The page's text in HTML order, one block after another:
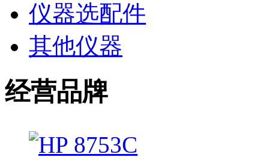
仪器选配件
其他仪器
经营品牌